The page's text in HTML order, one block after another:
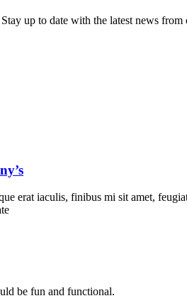
up to date with the latest news from
erat iaculis, finibus mi sit amet,
be fun and functional.